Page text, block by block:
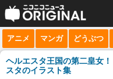
サービス一覧
niconico
アニメ マンガ どうぶつ
ヘルエスタ王国の第二皇女
スタのイラスト集